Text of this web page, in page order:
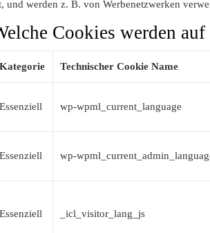
und werden z. B. von Werbenetzwerken
Cookies werden
Kategorie Technischer Cookie Name
Essenziell wp-wpml_current_language
Essenziell wp-
Essenziell _icl_visitor_lang_js